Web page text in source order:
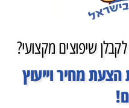
שיפוצים מקצועי?
מחיר וייעוץ